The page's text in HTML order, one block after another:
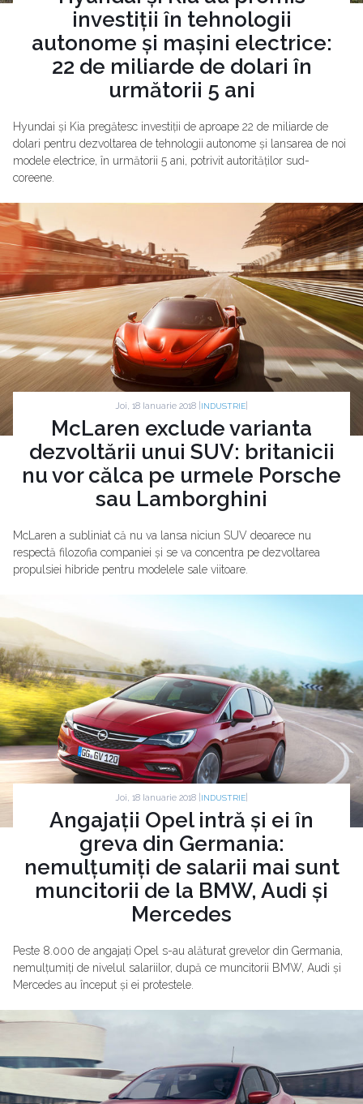
investiții în tehnologii
autonome și mașini electrice:
22 de miliarde de dolari în
următorii 5 ani
Hyundai și Kia pregătesc investiții de aproape 22 de miliarde de
dolari pentru dezvoltarea de tehnologii autonome și lansarea de noi
modele electrice, în următorii 5 ani, potrivit autorităților sud-
coreene.
Joi, 18 Ianuarie 2018 | INDUSTRIE
McLaren exclude varianta
dezvoltării unui SUV: britanicii
nu vor călca pe urmele Porsche
sau Lamborghini
McLaren a subliniat că nu va lansa niciun SUV deoarece nu
respectă filozofia companiei și se va concentra pe dezvoltarea
propulsiei hibride pentru modelele sale viitoare.
Joi, 18 Ianuarie 2018 | INDUSTRIE
Angajații Opel intră și ei în
greva din Germania:
nemulțumiți de salarii mai sunt
muncitorii de la BMW, Audi și
Mercedes
Peste 8.000 de angajați Opel s-au alăturat grevelor din Germania,
nemulțumiți de nivelul salariilor, după ce muncitorii BMW, Audi și
Mercedes au început și ei protestele.